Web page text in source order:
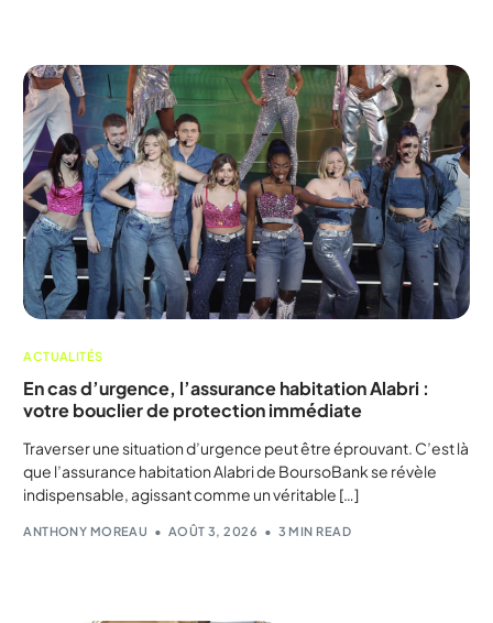
ACTUALITÉS
En cas d’urgence, l’assurance habitation Alabri :
votre bouclier de protection immédiate
Traverser une situation d’urgence peut être éprouvant. C’est là
que l’assurance habitation Alabri de BoursoBank se révèle
indispensable, agissant comme un véritable […]
ANTHONY MOREAU AOÛT 3, 2026 3 MIN READ